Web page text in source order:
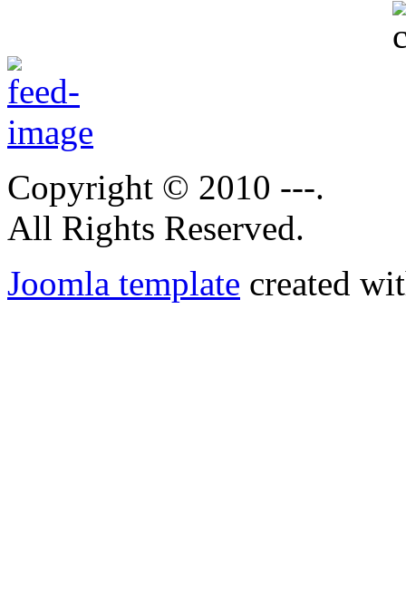
Copyright © 2010 ---.
All Rights Reserved.
Joomla template created